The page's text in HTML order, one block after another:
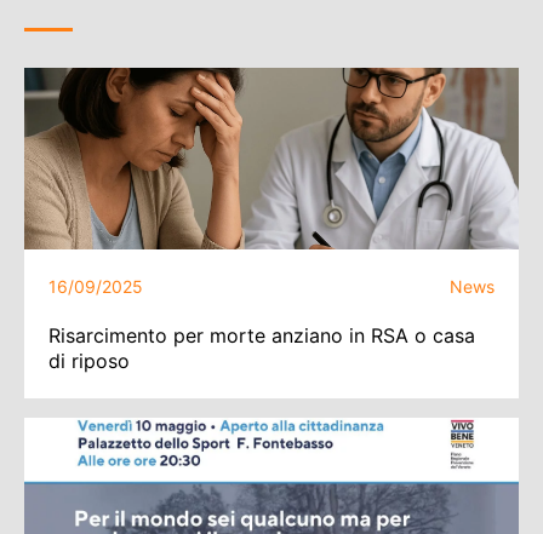
16/09/2025 News
Risarcimento per morte anziano in RSA o casa
di riposo